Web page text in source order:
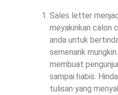
Sales letter
meyakinkan calon
anda untuk
semenarik
membuat
sampai habis.
tulisan yang